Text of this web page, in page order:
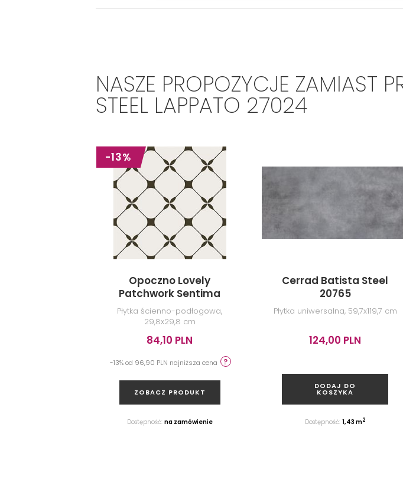
NASZE PROPOZYCJE ZAMIAST
STEEL LAPPATO 27024
-13%
Opoczno Lovely
Patchwork Sentima
NT1223-006-1
Płytka ścienno-podłogowa,
29,8x29,8 cm
84,10 PLN
-13% od 96,90 PLN najniższa cena
ZOBACZ PRODUKT
Dostępność: na zamówienie
Cerrad Batista Steel
20765
Płytka uniwersalna, 59,7x119,7 cm
124,00 PLN
DODAJ DO
KOSZYKA
Dostępność: 1,43 m2